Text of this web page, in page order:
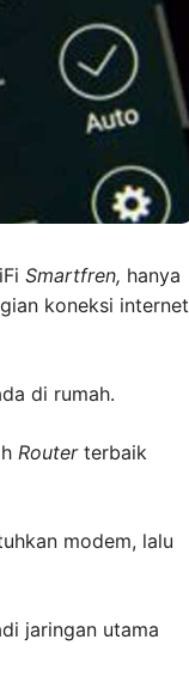
Smartfren, hanya
koneksi internet
di rumah.
Routerterbaik
modem, lalu
jaringan utama